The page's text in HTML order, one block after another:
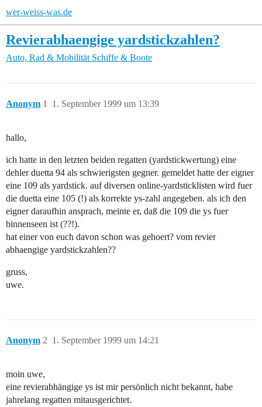
wer-weiss-was.de
Revierabhaengige yardstickzahlen?
Auto, Rad & Mobilität Schiffe & Boote
Anonym 1. September 1999 um 13:39
1
hallo,
ich hatte in den letzten beiden regatten (yardstickwertung) eine
dehler duetta 94 als schwierigsten gegner. gemeldet hatte der eigner
eine 109 als yardstick. auf diversen online-yardsticklisten wird fuer
die duetta eine 105 (!) als korrekte ys-zahl angegeben. als ich den
eigner daraufhin ansprach, meinte er, daß die 109 die ys fuer
binnenseen ist (??!).
hat einer von euch davon schon was gehoert? vom revier
abhaengige yardstickzahlen??
gruss,
uwe.
Anonym 1. September 1999 um 14:21
2
moin uwe,
eine revierabhängige ys ist mir persönlich nicht bekannt, habe
jahrelang regatten mitausgerichtet.